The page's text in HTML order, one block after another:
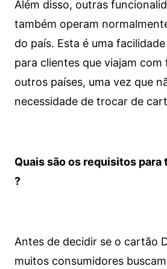
Além disso, outras
também operam
do país. Esta é uma
para clientes que viajam com
outros países, uma vez que
necessidade de trocar de
Quais são os requisitos para
?
Antes de decidir se o cartão
muitos consumidores